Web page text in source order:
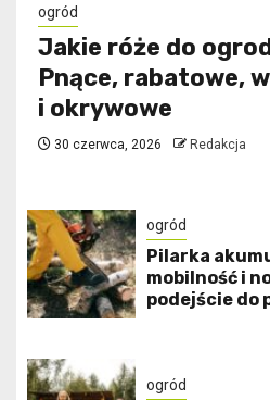
ogród
Jakie róże do
Pnące, rabatowe,
i okrywowe
30 czerwca, 2026 Redakcja
ogród
Pilarka
mobilność i
podejście do
ogród